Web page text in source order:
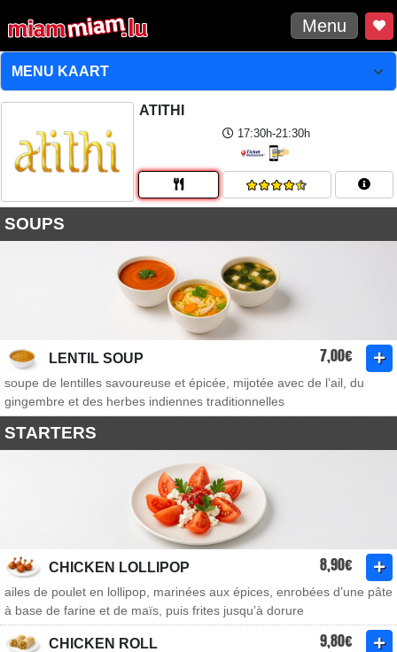
Menu
ATITHI
17:30h-21:30h
SOUPS
LENTIL SOUP 7,00€
soupe de lentilles savoureuse et épicée, mijotée avec de l’ail, du
gingembre et des herbes indiennes traditionnelles
STARTERS
CHICKEN LOLLIPOP 8,90€
ailes de poulet en lollipop, marinées aux épices, enrobées d’une pâte
à base de farine et de maïs, puis frites jusqu’à dorure
CHICKEN ROLL 9,80€